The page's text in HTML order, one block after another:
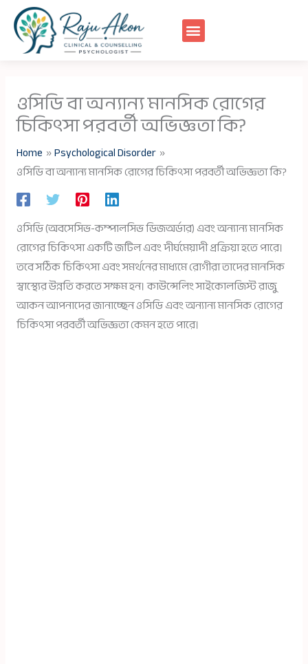
content
ওসিডি বা অন্যান্য মানসিক রোগের
চিকিৎসা পরবর্তী অভিজ্ঞতা কি?
Home
Psychological Disorder
ওসিডি বা অন্যান্য মানসিক রোগের চিকিৎসা পরবর্তী অভিজ্ঞতা কি?
ওসিডি (অবসেসিভ-কম্পালসিভ ডিজঅর্ডার) এবং অন্যান্য মানসিক
রোগের চিকিৎসা একটি জটিল এবং দীর্ঘমেয়াদী প্রক্রিয়া হতে পারে।
তবে সঠিক চিকিৎসা এবং সমর্থনের মাধ্যমে রোগীরা তাদের মানসিক
স্বাস্থ্যের উন্নতি করতে সক্ষম হন। কাউন্সেলিং সাইকোলজিস্ট রাজু
আকন আপনাদের জানাচ্ছেন ওসিডি এবং অন্যান্য মানসিক রোগের
চিকিৎসা পরবর্তী অভিজ্ঞতা কেমন হতে পারে।